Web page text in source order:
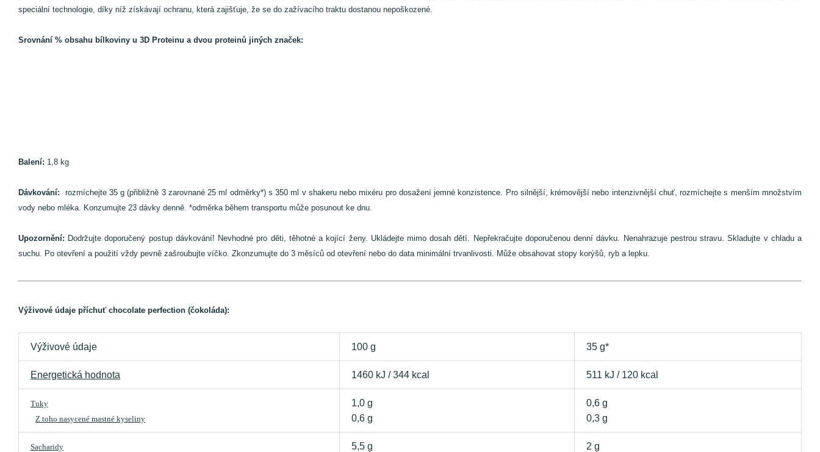
speciální technologie, díky níž získávají ochranu, která zajišťuje, že se do zažívacího traktu dostanou nepoškozené.
Srovnání % obsahu bílkoviny u 3D Proteinu a dvou proteinů jiných značek:
Balení: 1,8 kg
Dávkování: rozmíchejte 35 g (přibližně 3 zarovnané 25 ml odměrky*) s 350 ml v shakeru nebo mixéru pro dosažení jemné konzistence. Pro silnější, krémovější nebo intenzivnější chuť, rozmíchejte s menším množstvím
vody nebo mléka. Konzumujte 23 dávky denně. *odměrka během transportu může posunout ke dnu.
Upozornění: Dodržujte doporučený postup dávkování! Nevhodné pro děti, těhotné a kojící ženy. Ukládejte mimo dosah dětí. Nepřekračujte doporučenou denní dávku. Nenahrazuje pestrou stravu. Skladujte v chladu a
suchu. Po otevření a použití vždy pevně zašroubujte víčko. Zkonzumujte do 3 měsíců od otevření nebo do data minimální trvanlivosti. Může obsahovat stopy korýšů, ryb a lepku.
Výživové údaje příchuť chocolate perfection (čokoláda):
Výživové údaje 100 g 35 g*
Energetická hodnota 1460 kJ / 344 kcal 511 kJ / 120 kcal
Tuky
Z toho nasycené mastné kyseliny
1,0 g
0,6 g
0,6 g
0,3 g
Sacharidy
5,5 g
2 g